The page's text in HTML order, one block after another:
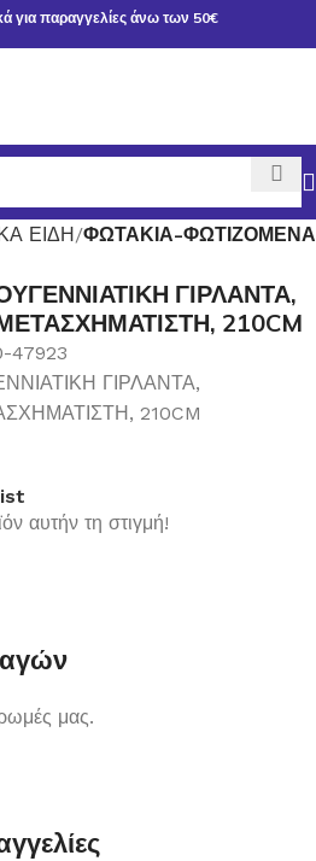
για παραγγελίες άνω των 50€
ΕΙΔΗ ΦΩΤΑΚΙΑ-ΦΩΤΙΖΟΜΕΝΑ
ΓΙΡΛΑΝΤΑ,
210CM
47923
ΓΙΡΛΑΝΤΑ,
210CM
αυτήν τη στιγμή!
μας.